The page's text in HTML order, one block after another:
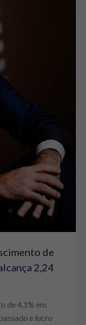
de
2,24
de 4,1% em
e lucro